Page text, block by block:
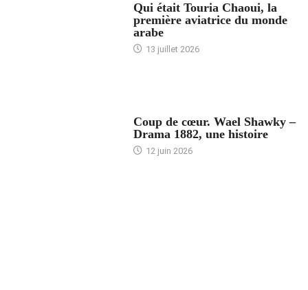
Qui était Touria Chaoui, la
première aviatrice du monde
arabe
13 juillet 2026
Coup de cœur. Wael Shawky –
Drama 1882, une histoire
12 juin 2026